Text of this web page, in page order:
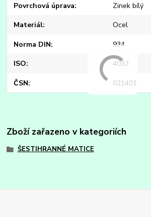
Povrchová úprava Zinek bílý
Materiál Ocel
Norma DIN 934
ISO 4032
ČSN 021401
Zboží zařazeno v kategoriích
ŠESTIHRANNÉ MATICE